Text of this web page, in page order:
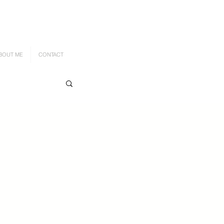
ME CONTACT